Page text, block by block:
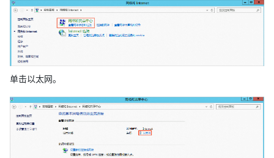
单击以太网。